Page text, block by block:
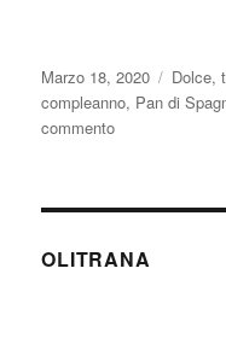
Pubblicato
il
Marzo 18, 2020 Dolce,
compleanno, Pan di
commentosu
OLITRANA